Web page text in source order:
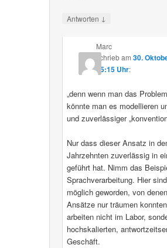
Antworten ↓
Marc
schriebam 30.
15:15 Uhr:
„denn wenn man das
könnte man es modellieren
und zuverlässiger
Nur dass dieser Ansatz in
Jahrzehnten zuverlässig in
geführt hat. Nimm das
Sprachverarbeitung. Hier
möglich geworden, von
Ansätze nur träumen
arbeiten nicht im Labor,
hochskalierten,
Geschäft.